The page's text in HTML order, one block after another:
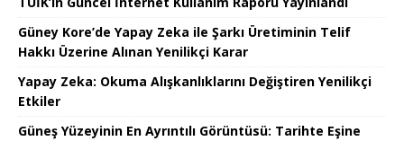
Güney Kore’de Yapay Zeka ile Şarkı Üretiminin Telif
Hakkı Üzerine Alınan Yenilikçi Karar
Yapay Zeka: Okuma Alışkanlıklarını Değiştiren Yenilikçi
Etkiler
Güneş Yüzeyinin En Ayrıntılı Görüntüsü: Tarihte Eşine